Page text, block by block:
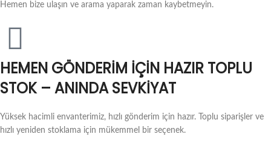
Hemen bize ulaşın ve arama yaparak zaman kaybetmeyin.
HEMEN GÖNDERIM İÇIN HAZIR TOPLU
STOK – ANINDA SEVKIYAT
Yüksek hacimli envanterimiz, hızlı gönderim için hazır. Toplu siparişler ve
hızlı yeniden stoklama için mükemmel bir seçenek.